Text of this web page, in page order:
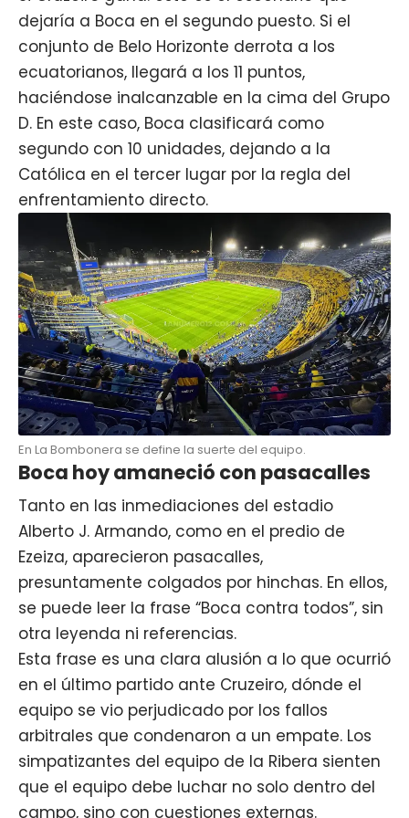
dejaría a Boca en el segundo puesto. Si el
conjunto de Belo Horizonte derrota a los
ecuatorianos, llegará a los 11 puntos,
haciéndose inalcanzable en la cima del Grupo
D. En este caso, Boca clasificará como
segundo con 10 unidades, dejando a la
Católica en el tercer lugar por la regla del
enfrentamiento directo.
En La Bombonera se define la suerte del equipo.
Boca hoy amaneció con pasacalles
Tanto en las inmediaciones del estadio
Alberto J. Armando, como en el predio de
Ezeiza, aparecieron pasacalles,
presuntamente colgados por hinchas. En ellos,
se puede leer la frase “Boca contra todos”, sin
otra leyenda ni referencias.
Esta frase es una clara alusión a lo que ocurrió
en el último partido ante Cruzeiro, dónde el
equipo se vio perjudicado por los fallos
arbitrales que condenaron a un empate. Los
simpatizantes del equipo de la Ribera sienten
que el equipo debe luchar no solo dentro del
campo, sino con cuestiones externas.